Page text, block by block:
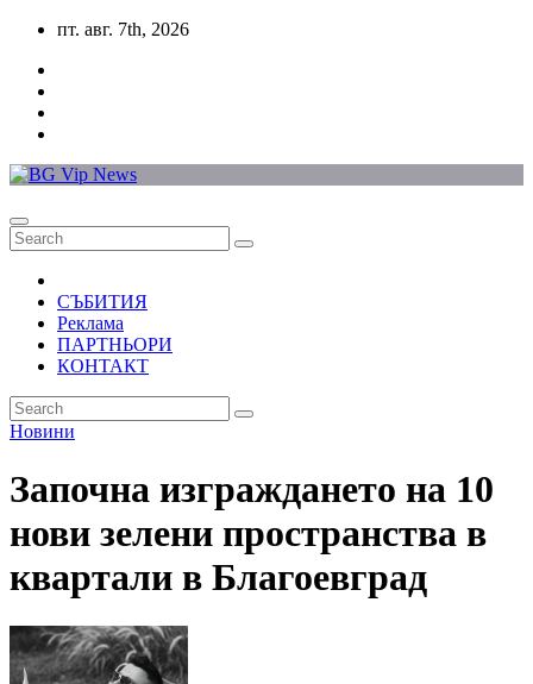
Skip
content
пт. авг. 7th, 2026
СЪБИТИЯ
Реклама
ПАРТНЬОРИ
КОНТАКТ
Новини
Започна изграждането на 10
нови зелени пространства в
квартали в Благоевград